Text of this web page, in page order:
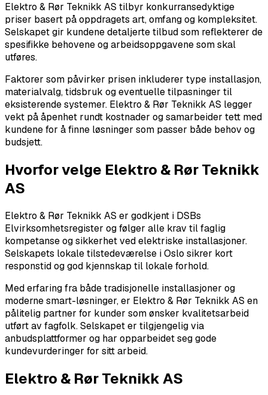
Elektro & Rør Teknikk AS tilbyr konkurransedyktige
priser basert på oppdragets art, omfang og kompleksitet.
Selskapet gir kundene detaljerte tilbud som reflekterer de
spesifikke behovene og arbeidsoppgavene som skal
utføres.
Faktorer som påvirker prisen inkluderer type installasjon,
materialvalg, tidsbruk og eventuelle tilpasninger til
eksisterende systemer. Elektro & Rør Teknikk AS legger
vekt på åpenhet rundt kostnader og samarbeider tett med
kundene for å finne løsninger som passer både behov og
budsjett.
Hvorfor velge Elektro & Rør Teknikk
AS
Elektro & Rør Teknikk AS er godkjent i DSBs
Elvirksomhetsregister og følger alle krav til faglig
kompetanse og sikkerhet ved elektriske installasjoner.
Selskapets lokale tilstedeværelse i Oslo sikrer kort
responstid og god kjennskap til lokale forhold.
Med erfaring fra både tradisjonelle installasjoner og
moderne smart-løsninger, er Elektro & Rør Teknikk AS en
pålitelig partner for kunder som ønsker kvalitetsarbeid
utført av fagfolk. Selskapet er tilgjengelig via
anbudsplattformer og har opparbeidet seg gode
kundevurderinger for sitt arbeid.
Elektro & Rør Teknikk AS